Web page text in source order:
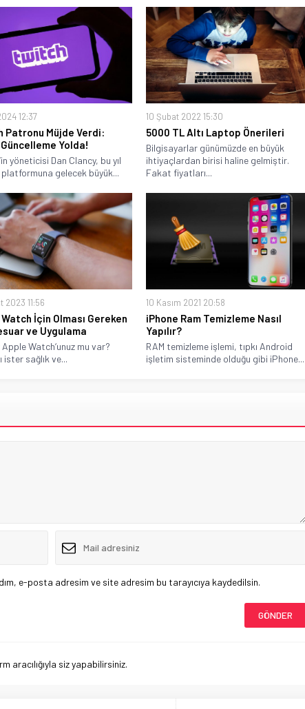
12:37
Patronu Müjde Verdi:
Yolda!
yöneticisi Dan Clancy, bu yıl
gelecek büyük...
10 Şubat 2022 15:30
5000 TL Altı Laptop Önerileri
Bilgisayarlar günümüzde en büyük
ihtiyaçlardan birisi haline gelmiştir.
Fakat fiyatları...
2023 11:56
İçin Olması Gereken
ve Uygulama
Apple Watch‘unuz mu var?
ister sağlık ve...
10 Kasım 2021 20:58
iPhone Ram Temizleme Nasıl
Yapılır?
RAM temizleme işlemi, tıpkı Android
işletim sisteminde olduğu gibi iPhone...
e-posta adresim ve site adresim bu tarayıcıya kaydedilsin.
aracılığıyla siz yapabilirsiniz.